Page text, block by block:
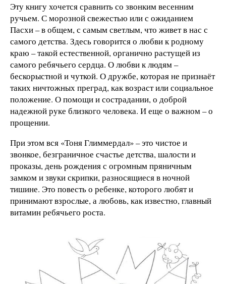
Эту книгу хочется сравнить со звонким весенним
ручьем. С морозной свежестью или с ожиданием
Пасхи – в общем, с самым светлым, что живет в нас с
самого детства. Здесь говорится о любви к родному
краю – такой естественной, органично растущей из
самого ребячьего сердца. О любви к людям –
бескорыстной и чуткой. О дружбе, которая не признаёт
таких ничтожных преград, как возраст или социальное
положение. О помощи и сострадании, о доброй
надежной руке близкого человека. И еще о важном – о
прощении.
При этом вся «Тоня Глиммердал» – это чистое и
звонкое, безграничное счастье детства, шалости и
проказы, день рождения с огромным пряничным
замком и звуки скрипки, разносящиеся в ночной
тишине. Это повесть о ребенке, которого любят и
принимают взрослые, а любовь, как известно, главный
витамин ребячьего роста.